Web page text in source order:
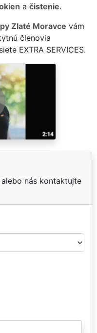
a čistenie.
Zlaté Moravce vám
členovia
EXTRA SERVICES.
nás kontaktujte